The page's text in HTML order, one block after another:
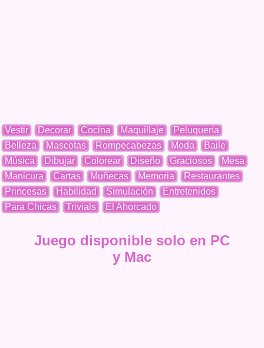
Vestir Decorar Cocina Maquillaje
Peluquería
Belleza
Mascotas Rompecabezas Moda
Baile
Música
Dibujar Colorear Diseño Graciosos
Mesa
Manicura
Cartas Muñecas Memoria
Restaurantes
Princesas
Habilidad Simulación
Entretenidos
Para Chicas
Trivials El Ahorcado
Juego disponible solo en PC
y Mac